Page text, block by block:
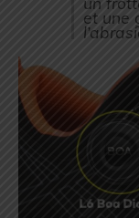
et une